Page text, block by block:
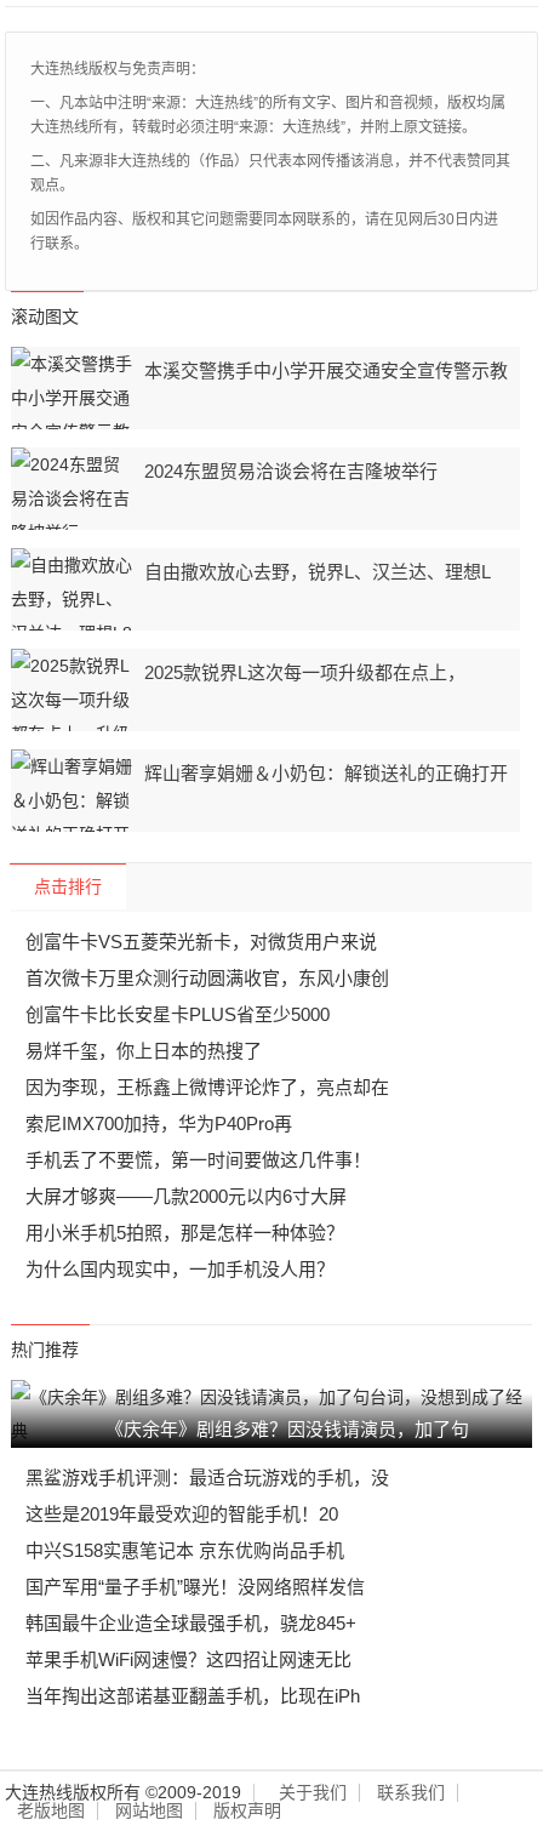
大连热线版权与免责声明：
一、凡本站中注明“来源：大连热线”的所有文字、图片和音视频，版权均属
大连热线所有，转载时必须注明“来源：大连热线”，并附上原文链接。
二、凡来源非大连热线的（作品）只代表本网传播该消息，并不代表赞同其
观点。
如因作品内容、版权和其它问题需要同本网联系的，请在见网后30日内进
行联系。
滚动图文
本溪交警携手中小学开展交通安全宣传警示教
2024东盟贸易洽谈会将在吉隆坡举行
自由撒欢放心去野，锐界L、汉兰达、理想L
2025款锐界L这次每一项升级都在点上，
辉山奢享娟姗＆小奶包：解锁送礼的正确打开
点击排行
创富牛卡VS五菱荣光新卡，对微货用户来说
首次微卡万里众测行动圆满收官，东风小康创
创富牛卡比长安星卡PLUS省至少5000
易烊千玺，你上日本的热搜了
因为李现，王栎鑫上微博评论炸了，亮点却在
索尼IMX700加持，华为P40Pro再
手机丢了不要慌，第一时间要做这几件事！
大屏才够爽——几款2000元以内6寸大屏
用小米手机5拍照，那是怎样一种体验？
为什么国内现实中，一加手机没人用？
热门推荐
《庆余年》剧组多难？因没钱请演员，加了句
黑鲨游戏手机评测：最适合玩游戏的手机，没
这些是2019年最受欢迎的智能手机！20
中兴S158实惠笔记本 京东优购尚品手机
国产军用“量子手机”曝光！没网络照样发信
韩国最牛企业造全球最强手机，骁龙845+
苹果手机WiFi网速慢？这四招让网速无比
当年掏出这部诺基亚翻盖手机，比现在iPh
大连热线版权所有 ©2009-2019 关于我们
联系我们
老版地图
网站地图 版权声明